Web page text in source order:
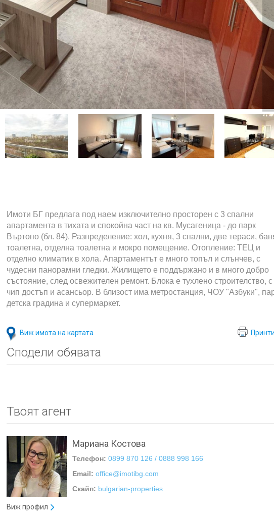
Имоти БГ предлага под наем изключително просторен с 3 спални
апартамента в тихата и спокойна част на кв. Мусагеница - до парк
Въртопо (бл. 84). Разпределение: хол, кухня, 3 спални, две тераси,
тоалетна, отделна тоалетна и мокро помещение. Отопление: ТЕЦ и
отделно климатик в хола. Апартаментът е много топъл и слънчев, с
чудесни панорамни гледки. Жилището е поддържано и в много добро
състояние, след освежителен ремонт. Блока е тухлено строителство, с
чип достъп и асансьор. В близост има метростанция, ЧОУ "Азбуки",
детска градина и супермаркет.
Виж имота на картата
Сподели обявата
Твоят агент
Виж профил
Мариана Костова
Телефон: 0899 870 126 / 0888 998 166
Email: office@imotibg.com
Скайп: bulgarian-properties